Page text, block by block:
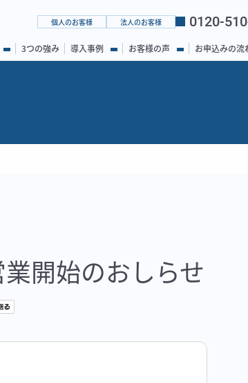
個人のお客様 法人のお客様 0120-
3つの強み 導入事例 お客様の声 お申込みの流
開始のおしらせ